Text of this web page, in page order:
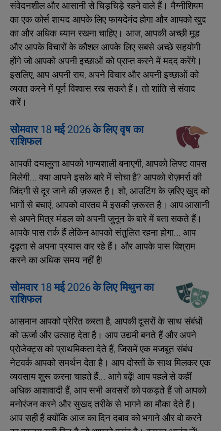
संवेदनशील और आसानी से चिड़चिड़े रहने वाले हैं। मैग्नीशियम
का एक कोर्स शायद आपके लिए फायदेमंद होगा और आपको खुद
का और अधिक ध्यान रखना चाहिए। आज, आपकी अच्छी मूड
और आपके विचारों के कौशल आपके लिए सबसे अच्छे सहयोगी
होंगे जो आपको अपनी इच्छाओं को प्राप्त करने में मदद करेंगे।
इसलिए, आप अपनी राय, अपने विचार और अपनी इच्छाओं को
व्यक्त करने में पूर्ण विश्वास रख सकते हैं। तो शांति से संवाद
करें।
सोमवार 18 मई 2026 के लिए वृष का
राशिफल
आपकी दयालुता आपको भाग्यशाली बनाएगी, आपको लिफ्ट वापस
मिलेगी... क्या आपने इसके बारे में सोचा है? आपको रोज़मर्रा की
जिंदगी से दूर जाने की ज़रूरत है। शो, आउटिंग के ज़रिए खुद को
भागों से बचाएं, आपको वास्तव में इसकी ज़रूरत है। आप आसानी
से अपने मित्र मंडल को अपनी जुनून के बारे में बता सकते हैं।
आपके पास तर्क हैं लेकिन आपको संतुलित रहना होगा... आप
दृढ़ता से अपना प्रयास कर रहे हैं। और आपके पास विश्राम
करने का अधिक समय नहीं है!
सोमवार 18 मई 2026 के लिए मिथुन का
राशिफल
आसमान आपको प्रेरित करता है, आपकी दूसरों के साथ संबंधों
को ऊर्जा और उत्साह देता है। आप उद्यमी बनते हैं और अपने
प्रोजेक्ट्स को प्राथमिकता देते हैं, जिसमें एक मजबूत संबंध
नेटवर्क आपको समर्थन देता है। आप दोस्तों के साथ मिलकर एक
व्यवसाय शुरू करना चाहते हैं... आगे बढ़ें! आप पहले से कहीं
अधिक आशावादी हैं, आप सभी अवसरों को पकड़ते हैं जो आपको
मनोरंजन करने और सुखद तरीके से भागने का मौका देते हैं।
आप सही हैं क्योंकि आज का दिन दबाव को भगाने और वो करने